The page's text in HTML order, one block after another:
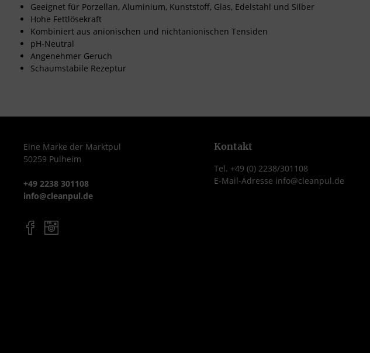
Geeignet für Porzellan, Aluminium, Kunststoff, Glas, Edelstahl und Silber
Hohe Fettlösekraft
Kombiniert aus anionischen und nichtanionischen Tensiden
pH-Neutral
Angenehmer Geruch
Schaumstabile Rezeptur
Eine Marke der Marktpul
50259 Pulheim
+49 2238 301108
info@cleanpul.de
Kontakt
Tel. +49 (0) 2238/301108
E-Mail-Adresse info@cleanpul.de